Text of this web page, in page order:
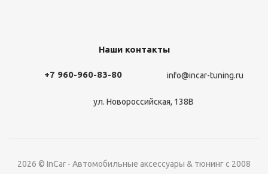
Наши контакты
+7 960-960-83-80 info@incar-tuning.ru
ул. Новороссийская, 138В
2026 © InCar - Автомобильные аксессуары & тюнинг с 2008